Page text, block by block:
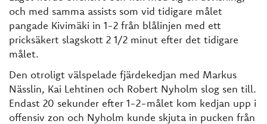
och med samma assists som vid tidigare målet
pangade Kivimäki in 1-2 från blålinjen med ett
pricksäkert slagskott 2 1/2 minut efter det tidigare
målet.
Den otroligt välspelade fjärdekedjan med Markus
Nässlin, Kai Lehtinen och Robert Nyholm slog sen till.
Endast 20 sekunder efter 1-2-målet kom kedjan upp i
offensiv zon och Nyholm kunde skjuta in pucken från